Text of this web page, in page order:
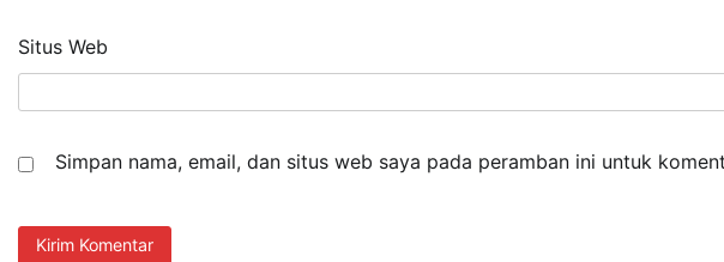
Situs Web
Simpan nama, email, dan situs web saya pada peramban ini untuk